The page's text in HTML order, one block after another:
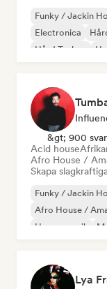
Funky / Jackin
Electronica
Hård Techno
&gt; 900
Acid house
Afro House /
Skapa
Funky / Jackin
Afro House /
House-musik
Lya